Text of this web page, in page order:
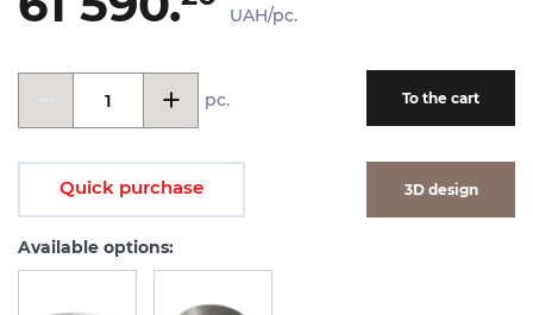
UAH/pc.
pc. To the cart
Quick purchase 3D design
Available options: